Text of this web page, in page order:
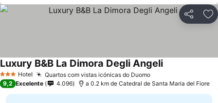
Partilhar
3 EstrelasHotel Quartos com vistas icónicas do DuomoVer preços
Luxury B&B La Dimora Degli AngeliVer preços
9,2 Excelente 4.096 a 0.2 km de Catedral de Santa Maria del Fiore